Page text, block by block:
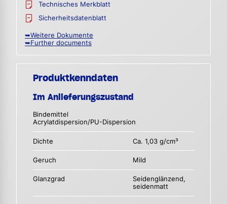
Technisches Merkblatt
Sicherheitsdatenblatt
➥Weitere Dokumente
➥Further documents
Produktkenndaten
Im Anlieferungszustand
Bindemittel
Acrylatdispersion/PU-Dispersion
Dichte Ca. 1,03 g/cm³
Geruch Mild
Glanzgrad
Seidenglänzend,
seidenmatt